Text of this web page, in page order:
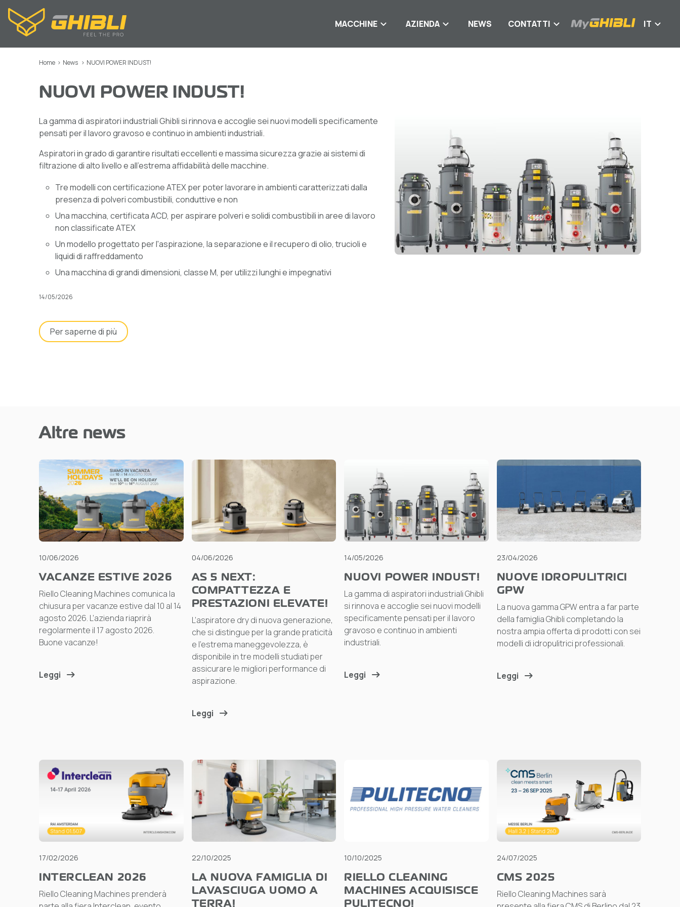
MACCHINE AZIENDA NEWS CONTATTI IT
Home > News > NUOVI POWER INDUST!
NUOVI POWER INDUST!
La gamma di aspiratori industriali Ghibli si rinnova e accoglie sei nuovi modelli specificamente
pensati per il lavoro gravoso e continuo in ambienti industriali.
Aspiratori in grado di garantire risultati eccellenti e massima sicurezza grazie ai sistemi di
filtrazione di alto livello e all’estrema affidabilità delle macchine.
Tre modelli con certificazione ATEX per poter lavorare in ambienti caratterizzati dalla
presenza di polveri combustibili, conduttive e non
Una macchina, certificata ACD, per aspirare polveri e solidi combustibili in aree di lavoro
non classificate ATEX
Un modello progettato per l'aspirazione, la separazione e il recupero di olio, trucioli e
liquidi di raffreddamento
Una macchina di grandi dimensioni, classe M, per utilizzi lunghi e impegnativi
14/05/2026
Per saperne di più
Altre news
10/06/2026
VACANZE ESTIVE 2026
Riello Cleaning Machines comunica la
chiusura per vacanze estive dal 10 al 14
agosto 2026. L’azienda riaprirà
regolarmente il 17 agosto 2026.
Buone vacanze!
Leggi
04/06/2026
AS 5 NEXT:
COMPATTEZZA E
PRESTAZIONI ELEVATE!
L’aspiratore dry di nuova generazione,
che si distingue per la grande praticità
e l’estrema maneggevolezza, è
disponibile in tre modelli studiati per
assicurare le migliori performance di
aspirazione.
Leggi
14/05/2026
NUOVI POWER INDUST!
La gamma di aspiratori industriali Ghibli
si rinnova e accoglie sei nuovi modelli
specificamente pensati per il lavoro
gravoso e continuo in ambienti
industriali.
Leggi
23/04/2026
NUOVE IDROPULITRICI
GPW
La nuova gamma GPW entra a far parte
della famiglia Ghibli completando la
nostra ampia offerta di prodotti con sei
modelli di idropulitrici professionali.
Leggi
17/02/2026
INTERCLEAN 2026
Riello Cleaning Machines prenderà
22/10/2025
LA NUOVA FAMIGLIA DI
LAVASCIUGA UOMO A
TERRA!
10/10/2025
RIELLO CLEANING
MACHINES ACQUISISCE
PULITECNO!
24/07/2025
CMS 2025
Riello Cleaning Machines sarà